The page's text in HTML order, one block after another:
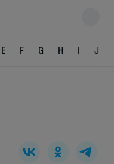
E F G H I J